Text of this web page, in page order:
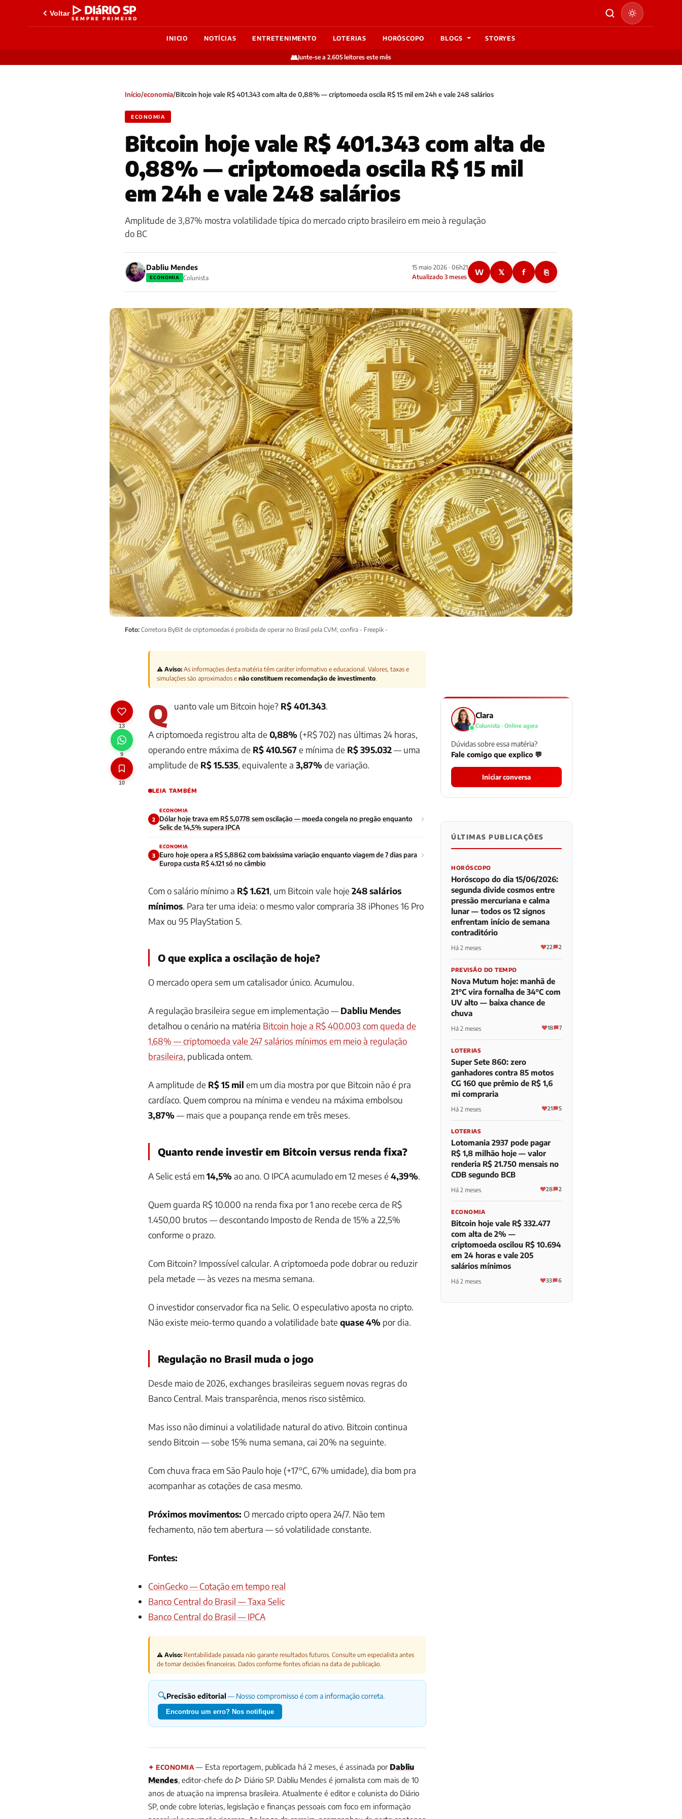
Voltar ▷ DIáRIO SP
SEMPRE PRIMEIRO
INICIO NOTÍCIAS ENTRETENIMENTO LOTERIAS HORÓSCOPO BLOGS STORYES
👥Junte-se a 2.605 leitores este mês
Início/economia/Bitcoin hoje vale R$ 401.343 com alta de 0,88% — criptomoeda oscila R$ 15 mil em 24h e vale 248 salários
ECONOMIA
Bitcoin hoje vale R$ 401.343 com alta de
0,88% — criptomoeda oscila R$ 15 mil
em 24h e vale 248 salários
Amplitude de 3,87% mostra volatilidade típica do mercado cripto brasileiro em meio à regulação
do BC
Dabliu Mendes
ECONOMIA Colunista
15 maio 2026 · 06h21
Atualizado 3 meses
W 𝕏 f ⎘
Foto: Corretora ByBit de criptomoedas é proibida de operar no Brasil pela CVM; confira - Freepik -
13
9
10
⚠️ Aviso: As informações desta matéria têm caráter informativo e educacional. Valores, taxas e
simulações são aproximados e não constituem recomendação de investimento.
Q uanto vale um Bitcoin hoje? R$ 401.343.
A criptomoeda registrou alta de 0,88% (+R$ 702) nas últimas 24 horas,
operando entre máxima de R$ 410.567e mínima de R$ 395.032— uma
amplitude de R$ 15.535, equivalente a 3,87% de variação.
LEIA TAMBÉM
2
ECONOMIA
Dólar hoje trava em R$ 5,0778 sem oscilação — moeda congela no pregão enquanto
Selic de 14,5% supera IPCA
3
ECONOMIA
Euro hoje opera a R$ 5,8862 com baixíssima variação enquanto viagem de 7 dias para
Europa custa R$ 4.121 só no câmbio
Com o salário mínimo a R$ 1.621, um Bitcoin vale hoje 248 salários
mínimos. Para ter uma ideia: o mesmo valor compraria 38 iPhones 16 Pro
Max ou 95 PlayStation 5.
O que explica a oscilação de hoje?
O mercado opera sem um catalisador único. Acumulou.
A regulação brasileira segue em implementação —Dabliu Mendes
detalhou o cenário na matéria Bitcoin hoje a R$ 400.003 com queda de
1,68% — criptomoeda vale 247 salários mínimos em meio à regulação
brasileira, publicada ontem.
A amplitude de R$ 15 mil em um dia mostra por que Bitcoin não é pra
cardíaco. Quem comprou na mínima e vendeu na máxima embolsou
3,87% — mais que a poupança rende em três meses.
Quanto rende investir em Bitcoin versus renda fixa?
A Selic está em14,5% ao ano. O IPCA acumulado em 12 meses é 4,39%.
Quem guarda R$ 10.000 na renda fixa por 1 ano recebe cerca de R$
1.450,00 brutos — descontando Imposto de Renda de 15% a 22,5%
conforme o prazo.
Com Bitcoin? Impossível calcular. A criptomoeda pode dobrar ou reduzir
pela metade — às vezes na mesma semana.
O investidor conservador fica na Selic. O especulativo aposta no cripto.
Não existe meio-termo quando a volatilidade bate quase 4% por dia.
Regulação no Brasil muda o jogo
Desde maio de 2026, exchanges brasileiras seguem novas regras do
Banco Central. Mais transparência, menos risco sistêmico.
Mas isso não diminui a volatilidade natural do ativo. Bitcoin continua
sendo Bitcoin — sobe 15% numa semana, cai 20% na seguinte.
Com chuva fraca em São Paulo hoje (+17°C, 67% umidade), dia bom pra
acompanhar as cotações de casa mesmo.
Próximos movimentos: O mercado cripto opera 24/7. Não tem
fechamento, não tem abertura — só volatilidade constante.
Fontes:
CoinGecko — Cotação em tempo real
Banco Central do Brasil — Taxa Selic
Banco Central do Brasil — IPCA
⚠️ Aviso: Rentabilidade passada não garante resultados futuros. Consulte um especialista antes
de tomar decisões financeiras. Dados conforme fontes oficiais na data de publicação.
🔍Precisão editorial — Nosso compromisso é com a informação correta.
Encontrou um erro? Nos notifique
✦ ECONOMIA — Esta reportagem, publicada há 2 meses, é assinada por Dabliu
Mendes, editor-chefe do ▷ Diário SP. Dabliu Mendes é jornalista com mais de 10
anos de atuação na imprensa brasileira. Atualmente é editor e colunista do Diário
SP, onde cobre loterias, legislação e finanças pessoais com foco em informação
Clara
Colunista · Online agora
Dúvidas sobre essa matéria?
Fale comigo que explico 💬
Iniciar conversa
0 0 0
ÚLTIMAS PUBLICAÇÕES
HORÓSCOPO
Horóscopo do dia 15/06/2026:
segunda divide cosmos entre
pressão mercuriana e calma
lunar — todos os 12 signos
enfrentam início de semana
contraditório
Há 2 meses 22 2
PREVISÃO DO TEMPO
Nova Mutum hoje: manhã de
21°C vira fornalha de 34°C com
UV alto — baixa chance de
chuva
Há 2 meses 18 7
LOTERIAS
Super Sete 860: zero
ganhadores contra 85 motos
CG 160 que prêmio de R$ 1,6
mi compraria
Há 2 meses 21 5
LOTERIAS
Lotomania 2937 pode pagar
R$ 1,8 milhão hoje — valor
renderia R$ 21.750 mensais no
CDB segundo BCB
Há 2 meses 28 2
ECONOMIA
Bitcoin hoje vale R$ 332.477
com alta de 2% —
criptomoeda oscilou R$ 10.694
em 24 horas e vale 205
salários mínimos
Há 2 meses 33 6